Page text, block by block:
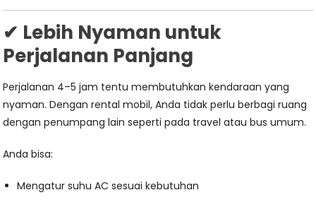
✔ Lebih Nyaman untuk
Perjalanan Panjang
Perjalanan 4–5 jam tentu membutuhkan kendaraan yang
nyaman. Dengan rental mobil, Anda tidak perlu berbagi ruang
dengan penumpang lain seperti pada travel atau bus umum.
Anda bisa:
Mengatur suhu AC sesuai kebutuhan